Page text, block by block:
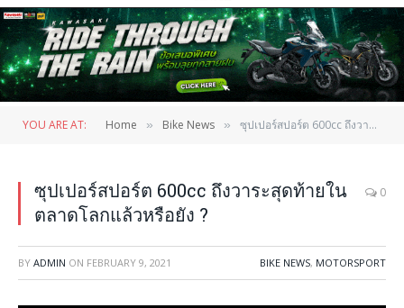
YOU ARE AT: Home » Bike News » ซุปเปอร์สปอร์ต 600cc ถึงวาระสุดท้ายในตลาดโลกแล้วหรือยัง ?
ซุปเปอร์สปอร์ต 600cc ถึงวาระสุดท้ายใน
ตลาดโลกแล้วหรือยัง ?
0
BY ADMIN ON FEBRUARY 9, 2021 BIKE NEWS, MOTORSPORT